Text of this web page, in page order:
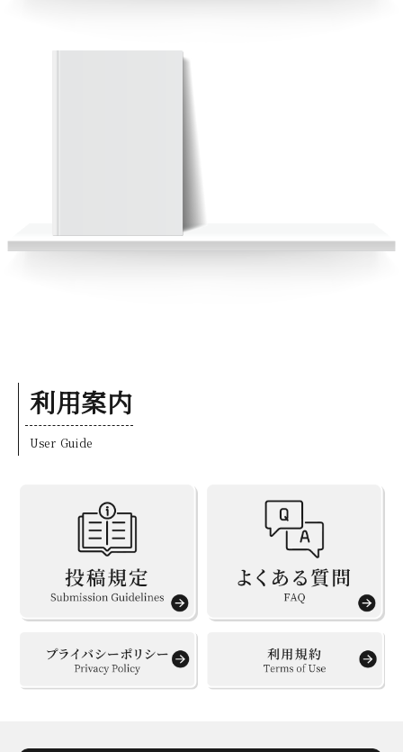
利用案内
User Guide